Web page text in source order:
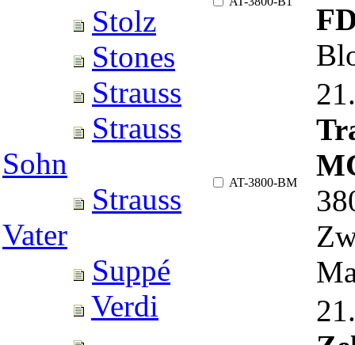
Stolz
Stones
Strauss
Strauss
Sohn
Strauss
Vater
Suppé
Verdi
AT-3800-BM